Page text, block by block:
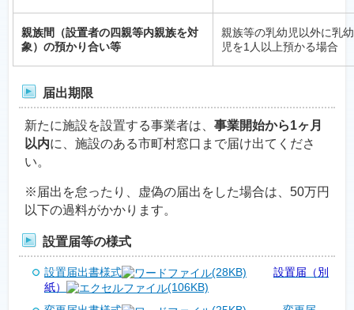
親族間（設置者の四親等内親族を対
象）の預かり合い等
親族等の乳幼児以外に乳幼
児を1人以上預かる場合
届出期限
新たに施設を設置する事業者は、 事業開始から1ヶ月
以内に、施設のある市町村窓口まで届け出てくださ
い。
※届出を怠ったり、虚偽の届出をした場合は、50万円
以下の過料がかかります。
設置届等の様式
設置届出書様式 (28KB)
設置届（別
紙）
(106KB)